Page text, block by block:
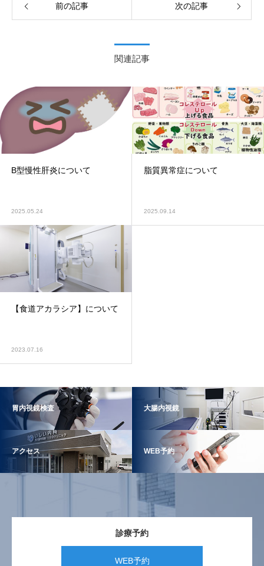
前の記事 次の記事
関連記事
B型慢性肝炎について
2025.05.24
脂質異常症について
2025.09.14
【食道アカラシア】について
2023.07.16
胃内視鏡検査 大腸内視鏡
アクセス WEB予約
診療予約
WEB予約